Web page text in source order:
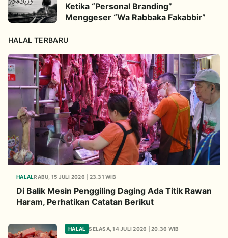
Ketika “Personal Branding”
Menggeser “Wa Rabbaka Fakabbir”
HALAL TERBARU
HALALRABU, 15 JULI 2026 | 23.31 WIB
Di Balik Mesin Penggiling Daging Ada Titik Rawan
Haram, Perhatikan Catatan Berikut
HALAL SELASA, 14 JULI 2026 | 20.36 WIB